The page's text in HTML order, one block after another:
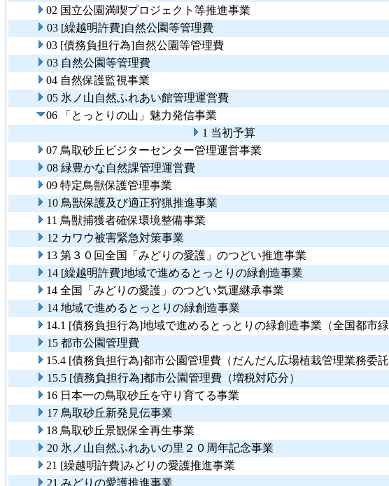
02 国立公園満喫プロジェクト等推進事業
03 [繰越明許費]自然公園等管理費
03 [債務負担行為]自然公園等管理費
03 自然公園等管理費
04 自然保護監視事業
05 氷ノ山自然ふれあい館管理運営費
06 「とっとりの山」魅力発信事業
1 当初予算
07 鳥取砂丘ビジターセンター管理運営事業
08 緑豊かな自然課管理運営費
09 特定鳥獣保護管理事業
10 鳥獣保護及び適正狩猟推進事業
11 鳥獣捕獲者確保環境整備事業
12 カワウ被害緊急対策事業
13 第３０回全国「みどりの愛護」のつどい推進事業
14 [繰越明許費]地域で進めるとっとりの緑創造事業
14 全国「みどりの愛護」のつどい気運継承事業
14 地域で進めるとっとりの緑創造事業
14.1 [債務負担行為]地域で進めるとっとりの緑創造事業（全国都市
15 都市公園管理費
15.4 [債務負担行為]都市公園管理費（だんだん広場植栽管理業務委託
15.5 [債務負担行為]都市公園管理費（増税対応分）
16 日本一の鳥取砂丘を守り育てる事業
17 鳥取砂丘新発見伝事業
18 鳥取砂丘景観保全再生事業
20 氷ノ山自然ふれあいの里２０周年記念事業
21 [繰越明許費]みどりの愛護推進事業
21 みどりの愛護推進事業